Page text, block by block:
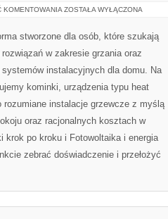
KOMENTOWANIA FINANSOWANIE
ZOSTAŁA WYŁĄCZONA
stworzone dla osób, które szukają
w zakresie grzania oraz
instalacyjnych dla domu. Na
kominki, urządzenia typu heat
rozumiane instalacje grzewcze z myślą
oraz racjonalnych kosztach w
krok po kroku i Fotowoltaika i energia
zebrać doświadczenie i przełożyć